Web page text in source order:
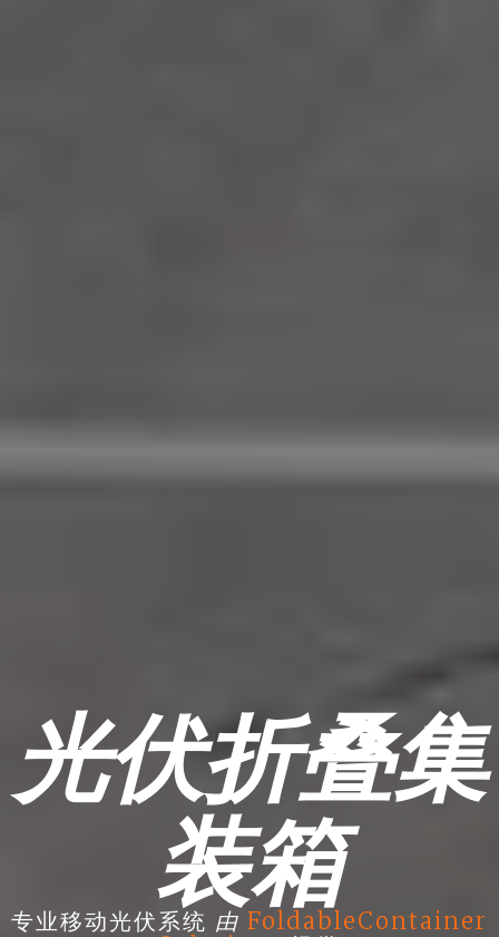
光伏折叠集
装箱
专业移动光伏系统 由 FoldableContainer